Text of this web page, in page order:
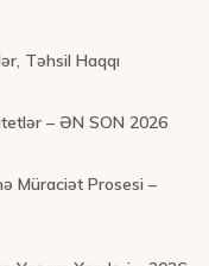
Təhsil Haqqı
– ƏN SON 2026
Müraciət Prosesi –